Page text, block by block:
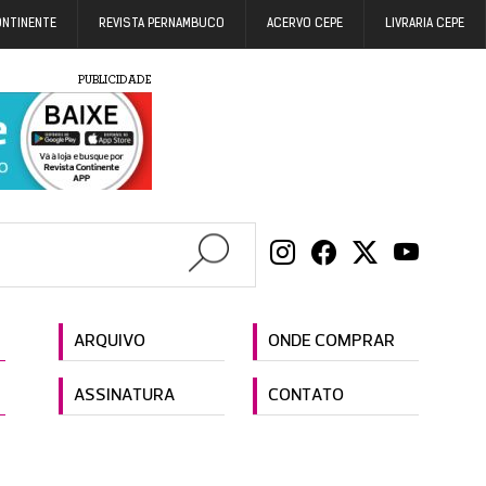
REVISTA PERNAMBUCO ACERVO CEPE LIVRARIA CEPE
PUBLICIDADE
ARQUIVO ONDE COMPRAR
ASSINATURA CONTATO